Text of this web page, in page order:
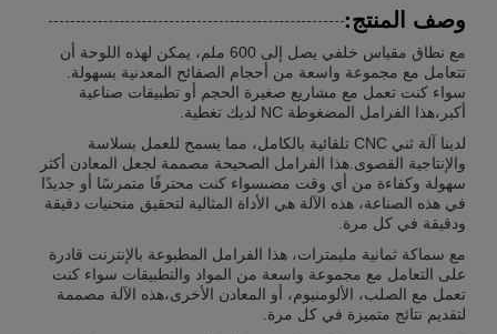
وصف المنتج:
مع نطاق مقياس خلفي يصل إلى 600 ملم، يمكن لهذه اللوحة أن
تتعامل مع مجموعة واسعة من أحجام الصفائح المعدنية بسهولة.
سواء كنت تعمل مع مشاريع صغيرة الحجم أو تطبيقات صناعية
أكبر،هذا الفرامل المضغوطة NC لديك تغطية.
لدينا آلة ثني CNC تلقائية بالكامل، مما يسمح للعمل بسلاسة
والإنتاجية القصوى.هذا الفرامل الصحيحة مصممة لجعل المعادن أكثر
سهولة وكفاءة من أي وقت مضىسواء كنت محترفًا متمرسًا أو جديدًا
في هذه الصناعة، هذه الآلة هي الأداة المثالية لتحقيق منحنيات دقيقة
ودقيقة في كل مرة.
مع سماكة ثمانية مليمترات، هذا الفرامل المطبوعة بالإنترنت قادرة
على التعامل مع مجموعة واسعة من المواد والتطبيقات سواء كنت
تعمل مع الصلب، الألومنيوم، أو المعادن الأخرى،هذه الآلة مصممة
لتقديم نتائج متميزة في كل مرة.